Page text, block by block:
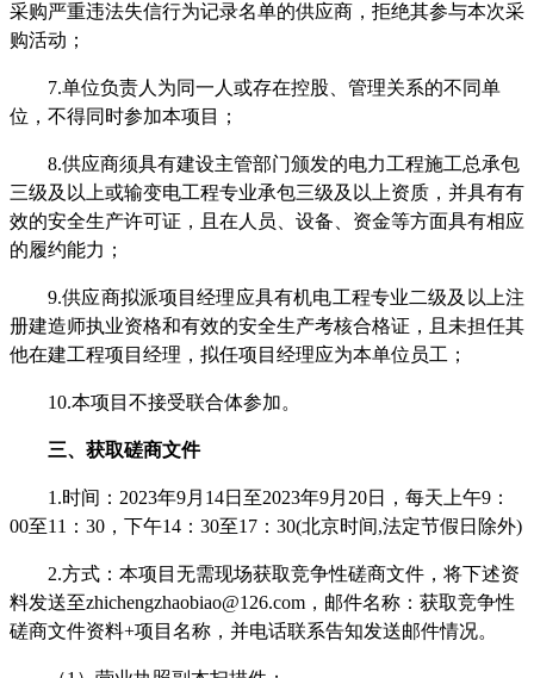
采购严重违法失信行为记录名单的供应商，拒绝其参与本次采
购活动；
7.单位负责人为同一人或存在控股、管理关系的不同单
位，不得同时参加本项目；
8.供应商须具有建设主管部门颁发的电力工程施工总承包
三级及以上或输变电工程专业承包三级及以上资质，并具有有
效的安全生产许可证，
且在人员、设备、资金等方面具有相应
的履约能力 ；
9.供应商拟派项目经理应具有机电工程专业二级及以上注
册建造师执业资格和有效的安全生产考核合格证，且未担任其
他在建工程项目经理，拟任项目经理应为本单位员工；
10.本项目不接受联合体参加。
三、获取磋商文件
1.时间：2023年9月 14日至2023年9月 20日，每天上午9：
00至11：30，下午14：30至17：30(北京时间,法定节假日除外)
2.方式： 本项目无需现场获取竞争性磋商文件，将下述资
料发送至zhichengzhaobiao@126.com，邮件名称：获取竞争性
磋商文件资料+项目名称，并电话联系告知发送邮件情况。